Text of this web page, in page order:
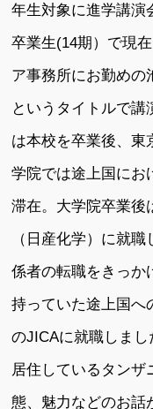
年生対象に進学講演
卒業生(14期）で現
ア事務所にお勤めの
というタイトルで
は本校を卒業後、東
学院では途上国にお
滞在。大学院卒業後
（日産化学）に就
係者の転職をきっか
持っていた途上国へ
のJICAに就職しま
居住しているタンザ
態、魅力などのお話